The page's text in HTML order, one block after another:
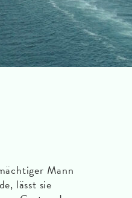
Mann
lässt sie